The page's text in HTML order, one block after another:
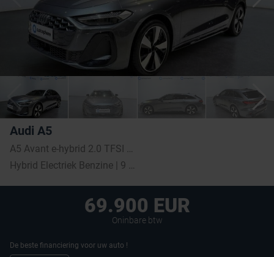
Audi A5
69.900 EUR
Oninbare btw
De beste financiering voor uw auto !